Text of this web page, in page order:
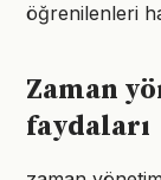
öğrenilenleri
Zaman
faydaları